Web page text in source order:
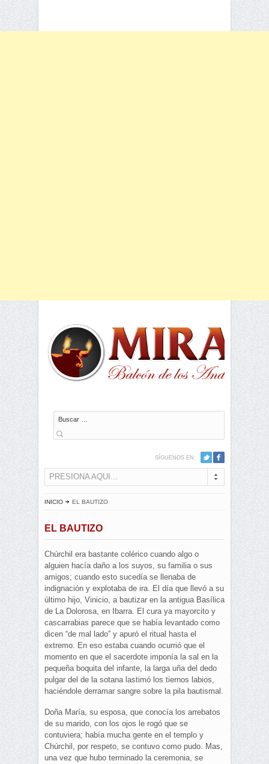
Buscar
SÍGUENOS EN:
PRESIONA AQUI...
INICIO EL BAUTIZO
EL BAUTIZO
Chúrchil era bastante colérico cuando algo o
alguien hacía daño a los suyos, su familia o sus
amigos; cuando esto sucedía se llenaba de
indignación y explotaba de ira. El día que llevó a su
último hijo, Vinicio, a bautizar en la antigua Basílica
de La Dolorosa, en Ibarra. El cura ya mayorcito y
cascarrabias parece que se había levantado como
dicen “de mal lado” y apuró el ritual hasta el
extremo. En eso estaba cuando ocurrió que el
momento en que el sacerdote imponía la sal en la
pequeña boquita del infante, la larga uña del dedo
pulgar del de la sotana lastimó los tiernos labios,
haciéndole derramar sangre sobre la pila bautismal.
Doña María, su esposa, que conocía los arrebatos
de su marido, con los ojos le rogó que se
contuviera; había mucha gente en el templo y
Chúrchil, por respeto, se contuvo como pudo. Mas,
una vez que hubo terminado la ceremonia, se